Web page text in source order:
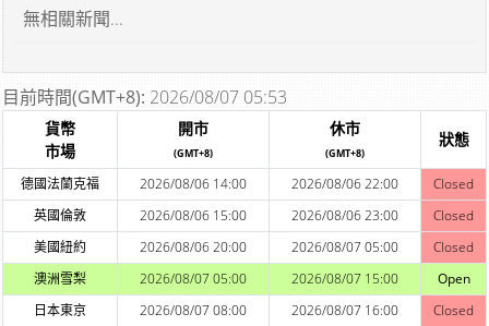
無相關新聞...
目前時間(GMT+8): 2026/08/07 05:53
貨幣
市場
開市
(GMT+8)
休市
(GMT+8)
狀態
德國法蘭克福 2026/08/06 14:00 2026/08/06 22:00
Closed
英國倫敦
2026/08/06 15:00 2026/08/06 23:00
Closed
美國紐約
2026/08/06 20:00 2026/08/07 05:00
Closed
澳洲雪梨
2026/08/07 05:00 2026/08/07 15:00
Open
日本東京
2026/08/07 08:00 2026/08/07 16:00 Closed